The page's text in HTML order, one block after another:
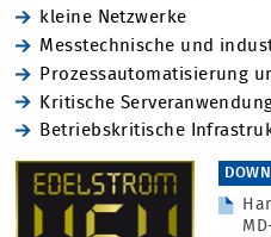
kleine Netzwerke
Messtechnische und
Prozessautomatisierung
Kritische
Betriebskritische